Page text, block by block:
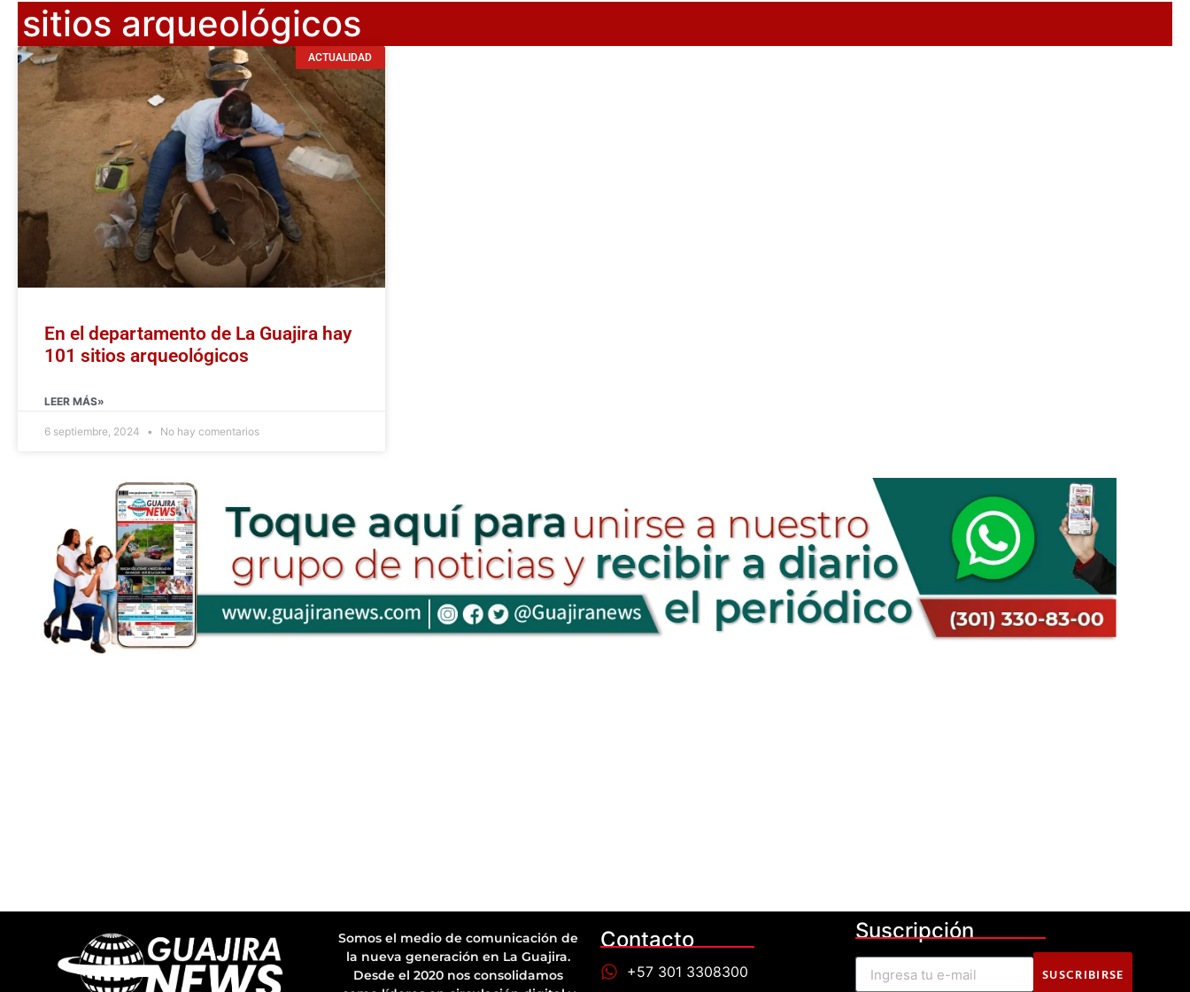
sitios arqueológicos
ACTUALIDAD
En el departamento de La Guajira hay
101 sitios arqueológicos
LEER MÁS»
6 septiembre, 2024 No hay comentarios
Somos el medio de comunicación de
la nueva generación en La Guajira.
Desde el 2020 nos consolidamos
Contacto
+57 301 3308300
Suscripción
SUSCRIBIRSE